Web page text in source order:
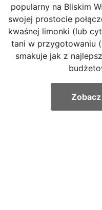
popularny na Bliskim
swojej prostocie
kwaśnej limonki (lub
tani w przygotowaniu
smakuje jak z